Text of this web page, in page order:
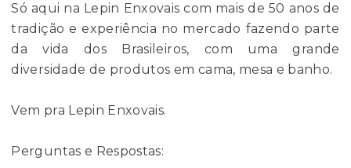
Só aqui na Lepin Enxovais com mais de 50 anos de
tradição e experiência no mercado fazendo parte
da vida dos Brasileiros, com uma grande
diversidade de produtos em cama, mesa e banho.
Vem pra Lepin Enxovais.
Perguntas e Respostas: